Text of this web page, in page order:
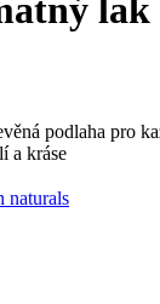
lak
podlaha pro
a kráse
naturals